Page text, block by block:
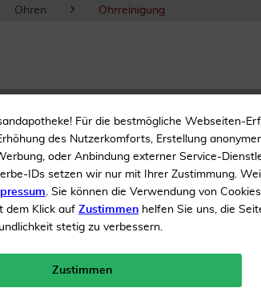
Ohren Ohrreinigung
Ohrreiniger
Ohrlöffel+
Dünne und biegsame
passen sich ideal ihrem
etwa Wattestäbchen
Für die bestmögliche Webseiten-
des Nutzerkomforts, Erstellung
oder Anbindung externer Service-
IDs setzen wir nur mit Ihrer Zustimmung.
. Sie können die Verwendung von Cookies
dem Klick auf Zustimmen helfen Sie uns, die
stetig zu verbessern.
Zustimmen